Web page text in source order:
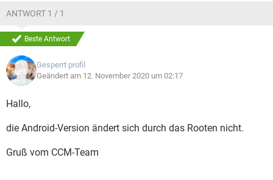
ANTWORT 1 / 1
Beste Antwort
Gesperrt profil
Geändert am 12. November 2020 um 02:17
Hallo,
die Android-Version ändert sich durch das Rooten nicht.
Gruß vom CCM-Team